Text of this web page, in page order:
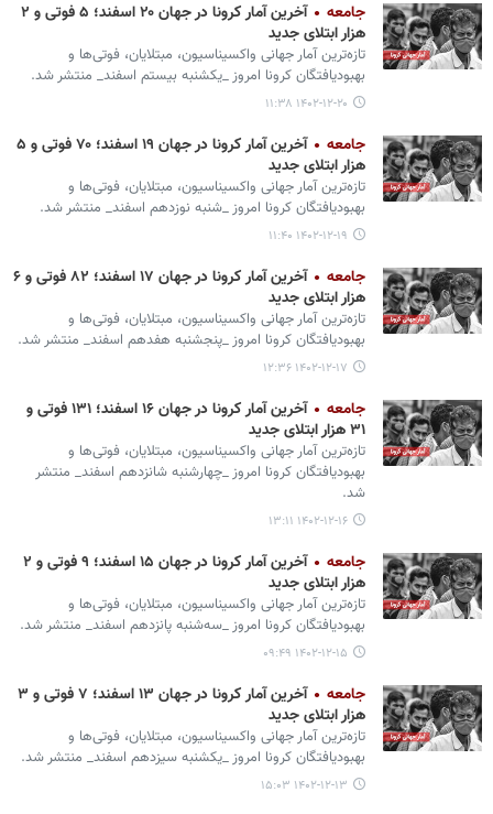
جامعه
آخرین آمار کرونا در جهان ۲۰ اسفند؛ ۵ فوتی و ۲
هزار ابتلای جدید
تازه‌ترین آمار جهانی واکسیناسیون، مبتلایان، فوتی‌ها و
بهبودیافتگان کرونا امروز _یکشنبه بیستم اسفند_ منتشر شد.
۱۴۰۲-۱۲-۲۰ ۱۱:۳۸
جامعه
آخرین آمار کرونا در جهان ۱۹ اسفند؛ ۷۰ فوتی و ۵
هزار ابتلای جدید
تازه‌ترین آمار جهانی واکسیناسیون، مبتلایان، فوتی‌ها و
بهبودیافتگان کرونا امروز _شنبه نوزدهم اسفند_ منتشر شد.
۱۴۰۲-۱۲-۱۹ ۱۱:۴۰
جامعه
آخرین آمار کرونا در جهان ۱۷ اسفند؛ ۸۲ فوتی و ۶
هزار ابتلای جدید
تازه‌ترین آمار جهانی واکسیناسیون، مبتلایان، فوتی‌ها و
بهبودیافتگان کرونا امروز _پنجشنبه هفدهم اسفند_ منتشر شد.
۱۴۰۲-۱۲-۱۷ ۱۲:۳۶
جامعه
آخرین آمار کرونا در جهان ۱۶ اسفند؛ ۱۳۱ فوتی و
۳۱ هزار ابتلای جدید
تازه‌ترین آمار جهانی واکسیناسیون، مبتلایان، فوتی‌ها و
بهبودیافتگان کرونا امروز _چهارشنبه شانزدهم اسفند_ منتشر
شد.
۱۴۰۲-۱۲-۱۶ ۱۳:۱۱
جامعه
آخرین آمار کرونا در جهان ۱۵ اسفند؛ ۹ فوتی و ۲
هزار ابتلای جدید
تازه‌ترین آمار جهانی واکسیناسیون، مبتلایان، فوتی‌ها و
بهبودیافتگان کرونا امروز _سه‌شنبه پانزدهم اسفند_ منتشر شد.
۱۴۰۲-۱۲-۱۵ ۰۹:۴۹
جامعه
آخرین آمار کرونا در جهان ۱۳ اسفند؛ ۷ فوتی و ۳
هزار ابتلای جدید
تازه‌ترین آمار جهانی واکسیناسیون، مبتلایان، فوتی‌ها و
بهبودیافتگان کرونا امروز _یکشنبه سیزدهم اسفند_ منتشر شد.
۱۴۰۲-۱۲-۱۳ ۱۵:۰۳